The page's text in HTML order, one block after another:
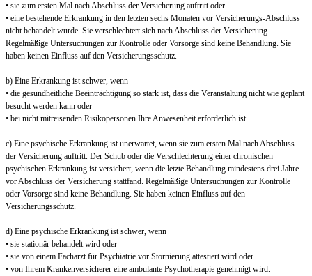
• sie zum ersten Mal nach Abschluss der Versicherung auftritt oder
• eine bestehende Erkrankung in den letzten sechs Monaten vor Versicherungs-Abschluss
nicht behandelt wurde. Sie verschlechtert sich nach Abschluss der Versicherung.
Regelmäßige Untersuchungen zur Kontrolle oder Vorsorge sind keine Behandlung. Sie
haben keinen Einfluss auf den Versicherungsschutz.
b) Eine Erkrankung ist schwer, wenn
• die gesundheitliche Beeinträchtigung so stark ist, dass die Veranstaltung nicht wie geplant
besucht werden kann oder
• bei nicht mitreisenden Risikopersonen Ihre Anwesenheit erforderlich ist.
c) Eine psychische Erkrankung ist unerwartet, wenn sie zum ersten Mal nach Abschluss
der Versicherung auftritt. Der Schub oder die Verschlechterung einer chronischen
psychischen Erkrankung ist versichert, wenn die letzte Behandlung mindestens drei Jahre
vor Abschluss der Versicherung stattfand. Regelmäßige Untersuchungen zur Kontrolle
oder Vorsorge sind keine Behandlung. Sie haben keinen Einfluss auf den
Versicherungsschutz.
d) Eine psychische Erkrankung ist schwer, wenn
• sie stationär behandelt wird oder
• sie von einem Facharzt für Psychiatrie vor Stornierung attestiert wird oder
• von Ihrem Krankenversicherer eine ambulante Psychotherapie genehmigt wird.